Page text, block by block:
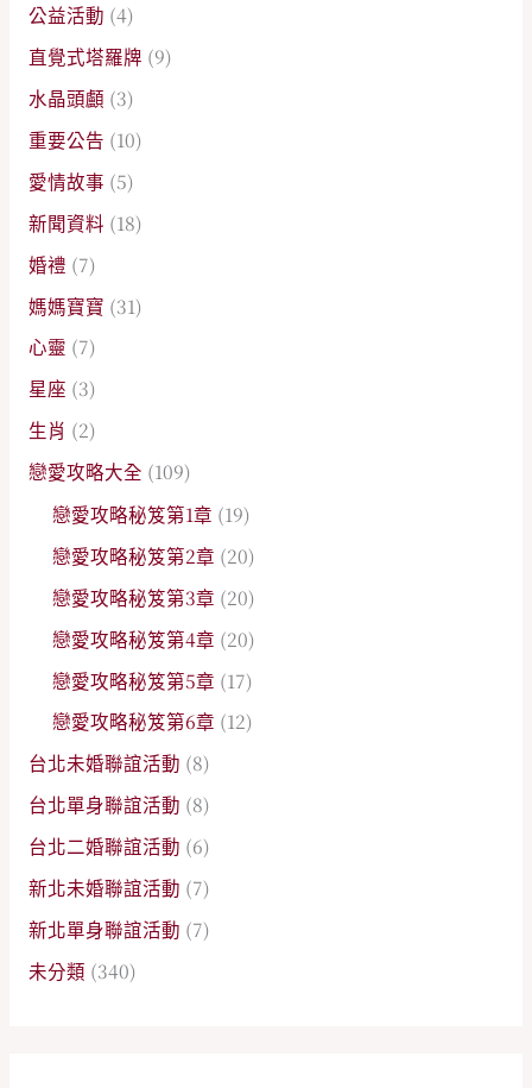
公益活動 (4)
直覺式塔羅牌 (9)
水晶頭顱 (3)
重要公告 (10)
愛情故事 (5)
新聞資料 (18)
婚禮 (7)
媽媽寶寶 (31)
心靈 (7)
星座 (3)
生肖 (2)
戀愛攻略大全 (109)
戀愛攻略秘笈第1章 (19)
戀愛攻略秘笈第2章 (20)
戀愛攻略秘笈第3章 (20)
戀愛攻略秘笈第4章 (20)
戀愛攻略秘笈第5章 (17)
戀愛攻略秘笈第6章 (12)
台北未婚聯誼活動 (8)
台北單身聯誼活動 (8)
台北二婚聯誼活動 (6)
新北未婚聯誼活動 (7)
新北單身聯誼活動 (7)
未分類 (340)